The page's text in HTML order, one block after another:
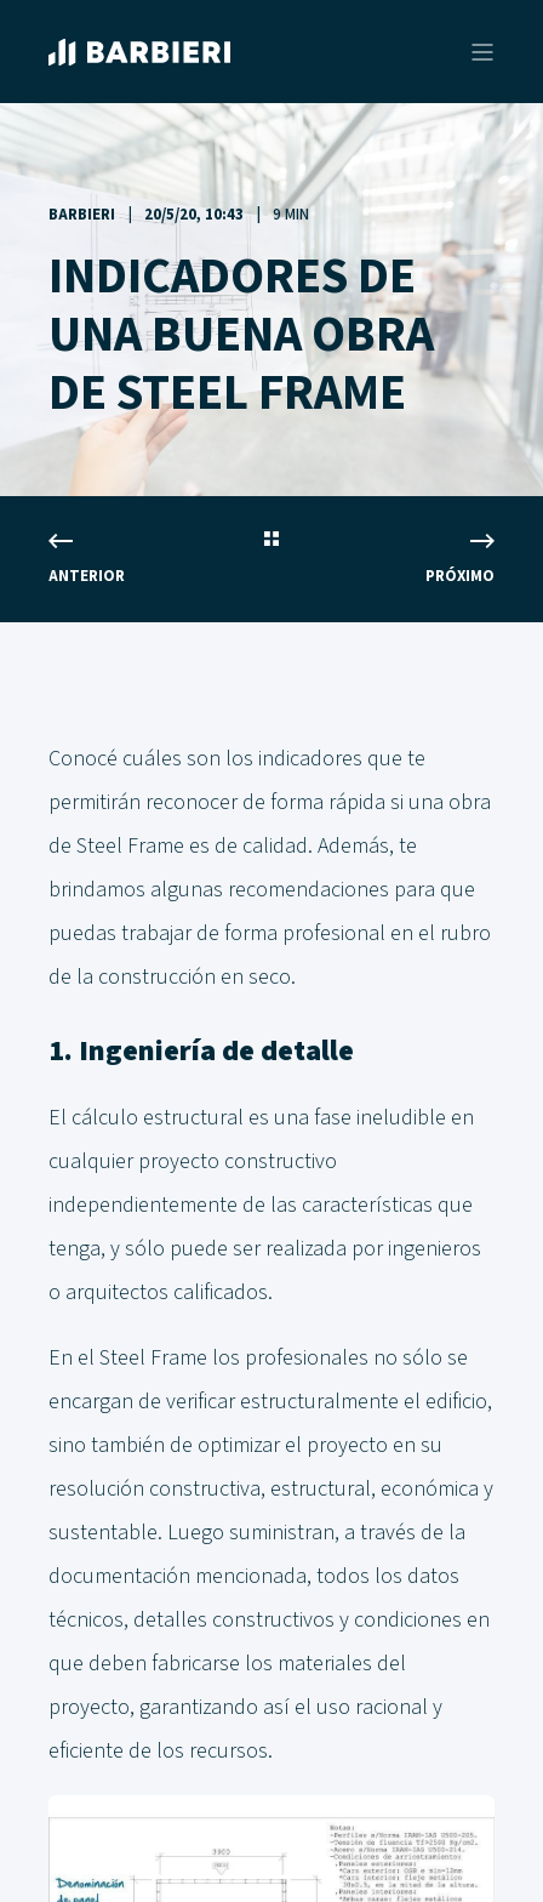
BARBIERI 20/5/20, 10:43 9 MIN
INDICADORES DE
UNA BUENA OBRA
DE STEEL FRAME
ANTERIOR PRÓXIMO
Conocé cuáles son los indicadores que te
permitirán reconocer de forma rápida si una obra
de Steel Frame es de calidad. Además, te
brindamos algunas recomendaciones para que
puedas trabajar de forma profesional en el rubro
de la construcción en seco.
1. Ingeniería de detalle
El cálculo estructural es una fase ineludible en
cualquier proyecto constructivo
independientemente de las características que
tenga, y sólo puede ser realizada por ingenieros
o arquitectos calificados.
En el Steel Frame los profesionales no sólo se
encargan de verificar estructuralmente el edificio,
sino también de optimizar el proyecto en su
resolución constructiva, estructural, económica y
sustentable. Luego suministran, a través de la
documentación mencionada, todos los datos
técnicos, detalles constructivos y condiciones en
que deben fabricarse los materiales del
proyecto, garantizando así el uso racional y
eficiente de los recursos.